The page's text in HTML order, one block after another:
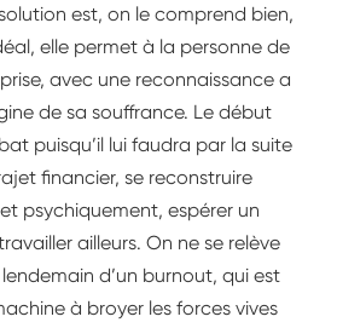
est, on le comprend bien,
elle permet à la personne de
avec une reconnaissance a
de sa souffrance. Le début
puisqu’il lui faudra par la suite
financier, se reconstruire
psychiquement, espérer un
ailleurs. On ne se relève
d’un burnout, qui est
à broyer les forces vives